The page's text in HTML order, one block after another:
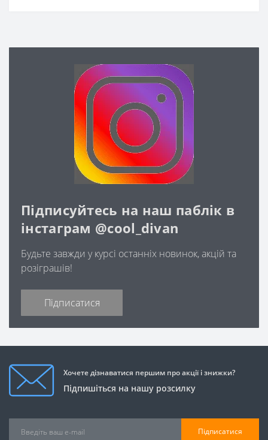
Підписуйтесь на наш паблік в
інстаграм @cool_divan
Будьте завжди у курсі останніх новинок, акцій та
розіграшів!
Підписатися
Хочете дізнаватися першим про акції і знижки?
Підпишіться на нашу розсилку
Підписатися